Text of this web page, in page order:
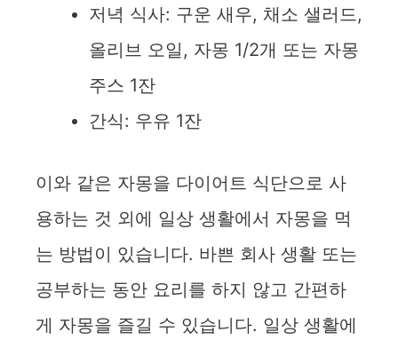
저녁 식사: 구운 새우, 채소 샐러드,
올리브 오일, 자몽 1/2개 또는 자몽
주스 1잔
간식: 우유 1잔
이와 같은 자몽을 다이어트 식단으로 사
용하는 것 외에 일상 생활에서 자몽을 먹
는 방법이 있습니다. 바쁜 회사 생활 또는
공부하는 동안 요리를 하지 않고 간편하
게 자몽을 즐길 수 있습니다. 일상 생활에